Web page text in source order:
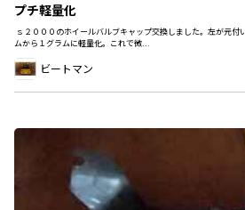
プチ軽量化
ｓ２０００のホイールバルブキャップ交換しました。左が元付
ムから１グラムに軽量化。これで微...
ビートマン